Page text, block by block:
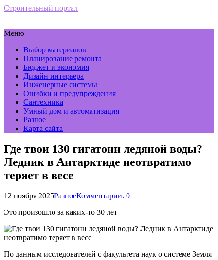
Строительный портал
Меню
Выбор материалов
Планирование ремонта
Бюджет и экономия
Дизайн интерьера
Инженерные системы
Ошибки и предупреждения
Сантехника
Умный дом и автоматизация
Разное
Карта сайта
Где твои 130 гигатонн ледяной воды?
Ледник в Антарктиде неотвратимо
теряет в весе
12 ноября 2025РазноеКомментарии: 0
Это произошло за каких-то 30 лет
По данным исследователей с факультета наук о системе Земля